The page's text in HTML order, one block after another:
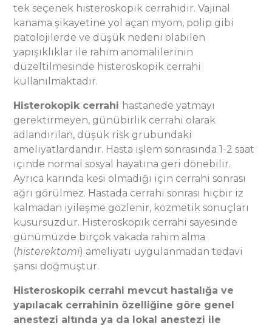
tek seçenek histeroskopik cerrahidir. Vajinal
kanama şikayetine yol açan myom, polip gibi
patolojilerde ve düşük nedeni olabilen
yapışıklıklar ile rahim anomalilerinin
düzeltilmesinde histeroskopik cerrahi
kullanılmaktadır.
Histerokopik cerrahi hastanede yatmayı
gerektirmeyen, günübirlik cerrahi olarak
adlandırılan, düşük risk grubundaki
ameliyatlardandır. Hasta işlem sonrasında 1-2 saat
içinde normal sosyal hayatına geri dönebilir.
Ayrıca karında kesi olmadığı için cerrahi sonrası
ağrı görülmez. Hastada cerrahi sonrası hiçbir iz
kalmadan iyileşme gözlenir, kozmetik sonuçları
kusursuzdur. Histeroskopik cerrahi sayesinde
günümüzde birçok vakada rahim alma
(histerektomi) ameliyatı uygulanmadan tedavi
şansı doğmuştur.
Histeroskopik cerrahi mevcut hastalığa ve
yapılacak cerrahinin özelliğine göre genel
anestezi altında ya da lokal anestezi ile